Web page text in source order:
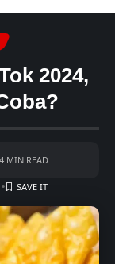
2024,
MIN READ